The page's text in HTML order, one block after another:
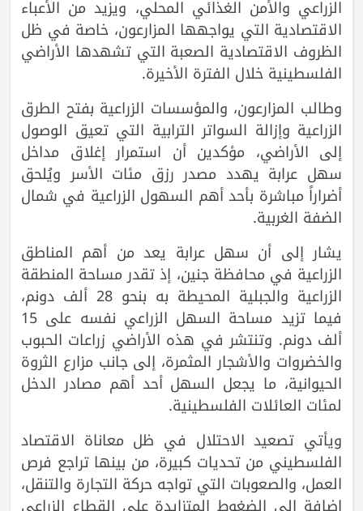
الزراعي والأمن الغذائي المحلي، ويزيد من الأعباء
الاقتصادية التي يواجهها المزارعون، خاصة في ظل
الظروف الاقتصادية الصعبة التي تشهدها الأراضي
الفلسطينية خلال الفترة الأخيرة.
وطالب المزارعون، والمؤسسات الزراعية بفتح الطرق
الزراعية وإزالة السواتر الترابية التي تعيق الوصول
إلى الأراضي، مؤكدين أن استمرار إغلاق مداخل
سهل عرابة يهدد مصدر رزق مئات الأسر ويُلحق
أضراراً مباشرة بأحد أهم السهول الزراعية في شمال
الضفة الغربية.
يشار إلى أن سهل عرابة يعد من أهم المناطق
الزراعية في محافظة جنين، إذ تقدر مساحة المنطقة
الزراعية والجبلية المحيطة به بنحو 28 ألف دونم،
فيما تزيد مساحة السهل الزراعي نفسه على 15
ألف دونم. وتنتشر في هذه الأراضي زراعات الحبوب
والخضروات والأشجار المثمرة، إلى جانب مزارع الثروة
الحيوانية، ما يجعل السهل أحد أهم مصادر الدخل
لمئات العائلات الفلسطينية.
ويأتي تصعيد الاحتلال في ظل معاناة الاقتصاد
الفلسطيني من تحديات كبيرة، من بينها تراجع فرص
العمل، والصعوبات التي تواجه حركة التجارة والتنقل،